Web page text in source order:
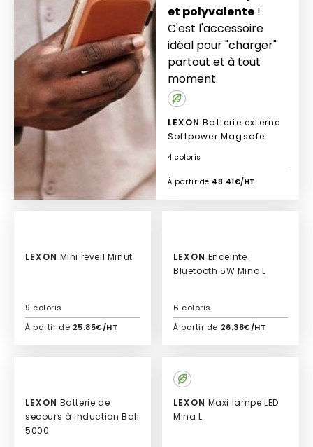
et polyvalente !
C'est l'accessoire
idéal pour "charger"
partout et à tout
moment.
LEXONBatterie externe
Softpower Magsafe.
À partir de 48.41€/HT
4 coloris
LEXON Mini réveil Minut
À partir de 25.85€/HT
9 coloris
LEXON
Bluetooth 5W Mino L
À partir de 26.38€/HT
6 coloris
LEXON
secours à induction Bali
5000
LEXON
Mina L